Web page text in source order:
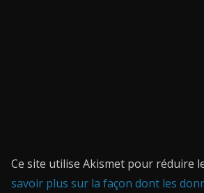
Ce site utilise Akismet pour réduire
savoir plus sur la façon dont les